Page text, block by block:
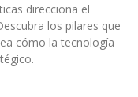
direcciona el
los pilares que
cómo la tecnología